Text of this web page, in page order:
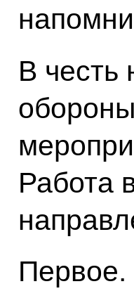
В честь
Работа